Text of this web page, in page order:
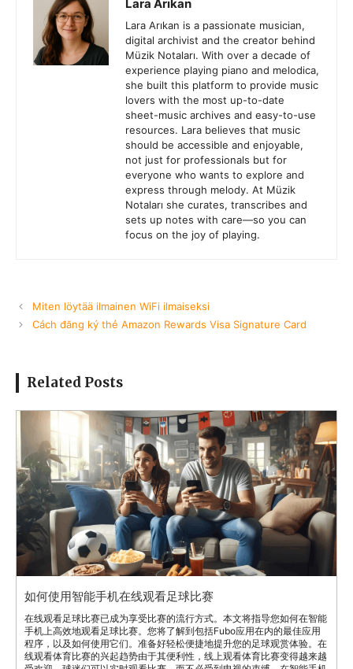
Lara Arıkan
Lara Arıkan is a passionate musician,
digital archivist and the creator behind
Müzik Notaları. With over a decade of
experience playing piano and melodica,
she built this platform to provide music
lovers with the most up-to-date
sheet-music archives and easy-to-use
resources. Lara believes that music
should be accessible and enjoyable,
not just for professionals but for
everyone who wants to explore and
express through melody. At Müzik
Notaları she curates, transcribes and
sets up notes with care—so you can
focus on the joy of playing.
Miten löytää ilmainen WiFi ilmaiseksi
Cách đăng ký thẻ Amazon Rewards Visa Signature Card
Related Posts
如何使用智能手机在线观看足球比赛
在线观看足球比赛已成为享受比赛的流行方式。本文将指导您如何在智能
手机上高效地观看足球比赛。您将了解到包括Fubo应用在内的最佳应用
程序，以及如何使用它们。准备好轻松便捷地提升您的足球观赏体验。在
线观看体育比赛的兴起趋势由于其便利性，线上观看体育比赛变得越来越